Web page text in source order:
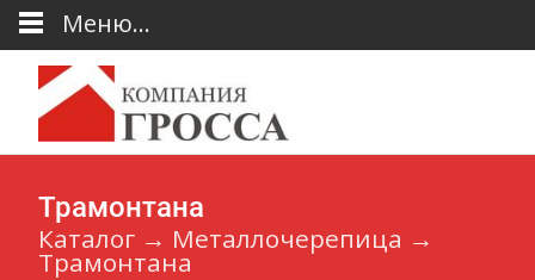
Трамонтана
Каталог → Металлочерепица →
Трамонтана
Меню...